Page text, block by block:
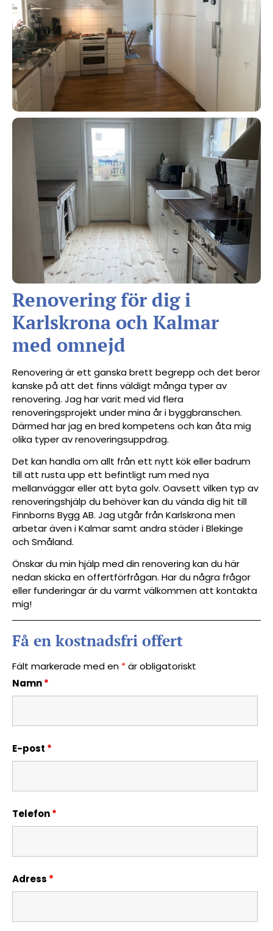
Renovering för dig i
Karlskrona och Kalmar
med omnejd
Renovering är ett ganska brett begrepp och det beror
kanske på att det finns väldigt många typer av
renovering. Jag har varit med vid flera
renoveringsprojekt under mina år i byggbranschen.
Därmed har jag en bred kompetens och kan åta mig
olika typer av renoveringsuppdrag.
Det kan handla om allt från ett nytt kök eller badrum
till att rusta upp ett befintligt rum med nya
mellanväggar eller att byta golv. Oavsett vilken typ av
renoveringshjälp du behöver kan du vända dig hit till
Finnborns Bygg AB. Jag utgår från Karlskrona men
arbetar även i Kalmar samt andra städer i Blekinge
och Småland.
Önskar du min hjälp med din renovering kan du här
nedan skicka en offertförfrågan. Har du några frågor
eller funderingar är du varmt välkommen att kontakta
mig!
Få en kostnadsfri offert
Fält markerade med en *är obligatoriskt
Namn*
E-post *
Telefon*
Adress *